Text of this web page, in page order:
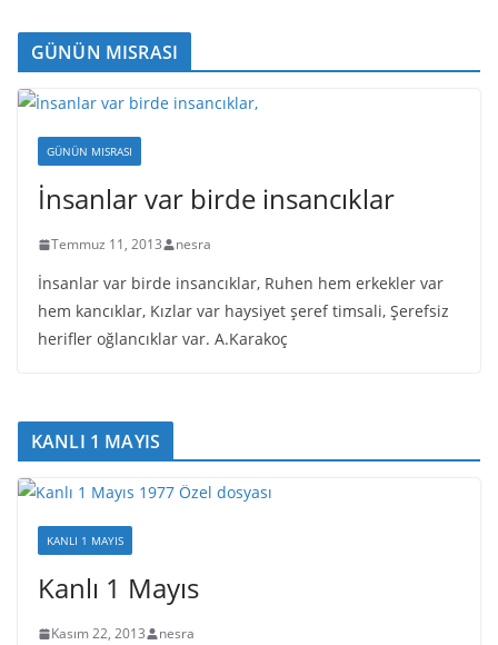
GÜNÜN MISRASI
GÜNÜN MISRASI
İnsanlar var birde insancıklar
Temmuz 11, 2013 nesra
İnsanlar var birde insancıklar, Ruhen hem erkekler var
hem kancıklar, Kızlar var haysiyet şeref timsali, Şerefsiz
herifler oğlancıklar var. A.Karakoç
KANLI 1 MAYIS
KANLI 1 MAYIS
Kanlı 1 Mayıs
Kasım 22, 2013 nesra